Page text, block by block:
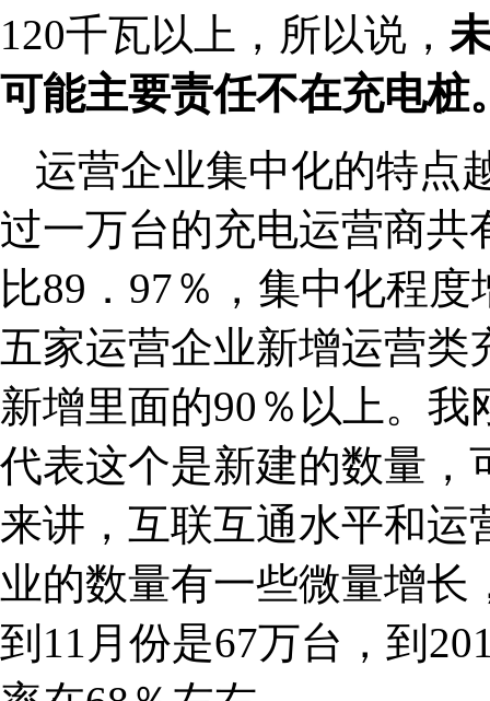
120千瓦以上，所以说，
可能主要责任不在充电桩
运营企业集中化的特点
过一万台的充电运营商共
比89．97％，集中化程
五家运营企业新增运营类
新增里面的90％以上。
代表这个是新建的数量，
来讲，互联互通水平和运
业的数量有一些微量增
到11月份是67万台，到